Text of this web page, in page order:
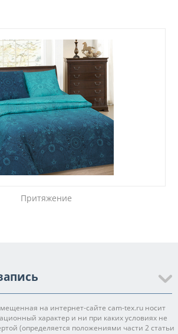
Притяжение
на интернет-сайте cam-tex.ru носит
характер и ни при каких условиях не
(определяется положениями части 2 статьи